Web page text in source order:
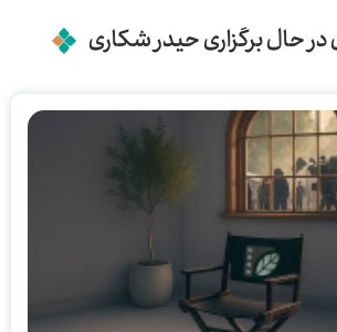
حال برگزاری حیدر شکاری